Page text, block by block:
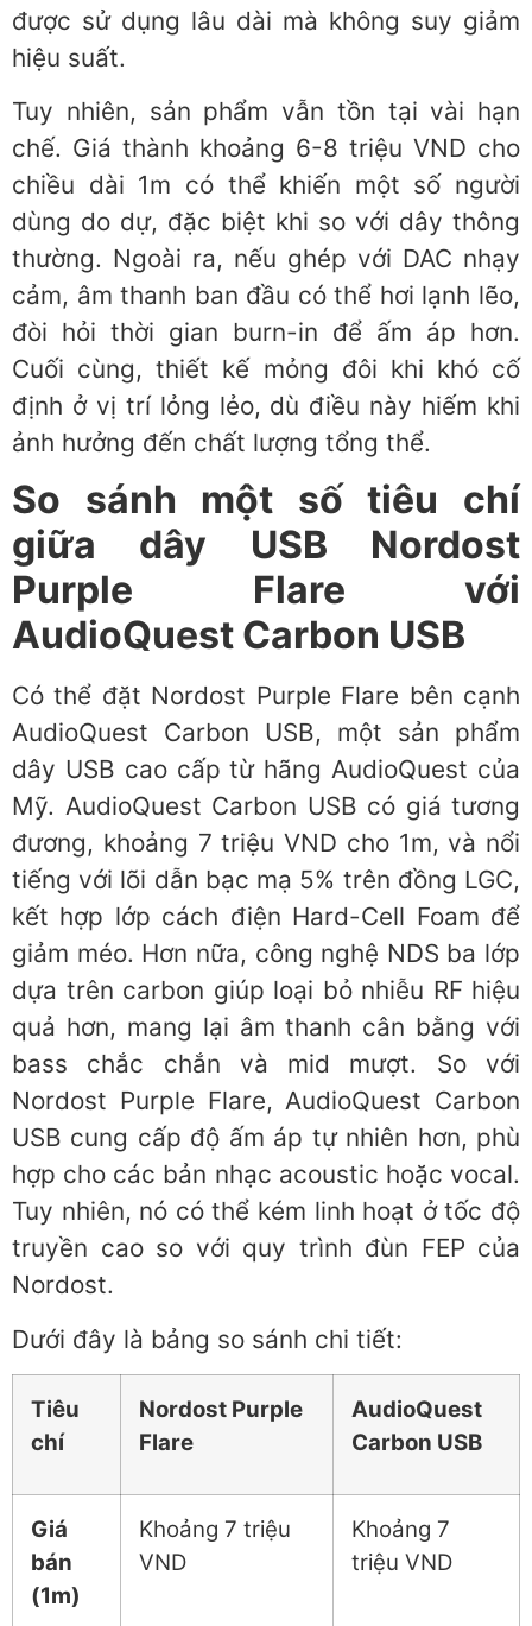
được sử dụng lâu dài mà không suy giảm
hiệu suất.
Tuy nhiên, sản phẩm vẫn tồn tại vài hạn
chế. Giá thành khoảng 6-8 triệu VND cho
chiều dài 1m có thể khiến một số người
dùng do dự, đặc biệt khi so với dây thông
thường. Ngoài ra, nếu ghép với DAC nhạy
cảm, âm thanh ban đầu có thể hơi lạnh lẽo,
đòi hỏi thời gian burn-in để ấm áp hơn.
Cuối cùng, thiết kế mỏng đôi khi khó cố
định ở vị trí lỏng lẻo, dù điều này hiếm khi
ảnh hưởng đến chất lượng tổng thể.
So sánh một số tiêu chí
giữa dây USB Nordost
Purple Flare với
AudioQuest Carbon USB
Có thể đặt Nordost Purple Flare bên cạnh
AudioQuest Carbon USB, một sản phẩm
dây USB cao cấp từ hãng AudioQuest của
Mỹ. AudioQuest Carbon USB có giá tương
đương, khoảng 7 triệu VND cho 1m, và nổi
tiếng với lõi dẫn bạc mạ 5% trên đồng LGC,
kết hợp lớp cách điện Hard-Cell Foam để
giảm méo. Hơn nữa, công nghệ NDS ba lớp
dựa trên carbon giúp loại bỏ nhiễu RF hiệu
quả hơn, mang lại âm thanh cân bằng với
bass chắc chắn và mid mượt. So với
Nordost Purple Flare, AudioQuest Carbon
USB cung cấp độ ấm áp tự nhiên hơn, phù
hợp cho các bản nhạc acoustic hoặc vocal.
Tuy nhiên, nó có thể kém linh hoạt ở tốc độ
truyền cao so với quy trình đùn FEP của
Nordost.
Dưới đây là bảng so sánh chi tiết:
Tiêu
chí
Nordost Purple
Flare
AudioQuest
Carbon USB
Giá
bán
(1m)
Khoảng 7 triệu
VND
Khoảng 7
triệu VND